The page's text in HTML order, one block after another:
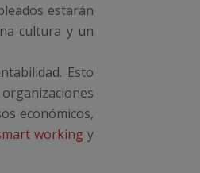
estarán
cultura y un
Esto
económicos,
working y